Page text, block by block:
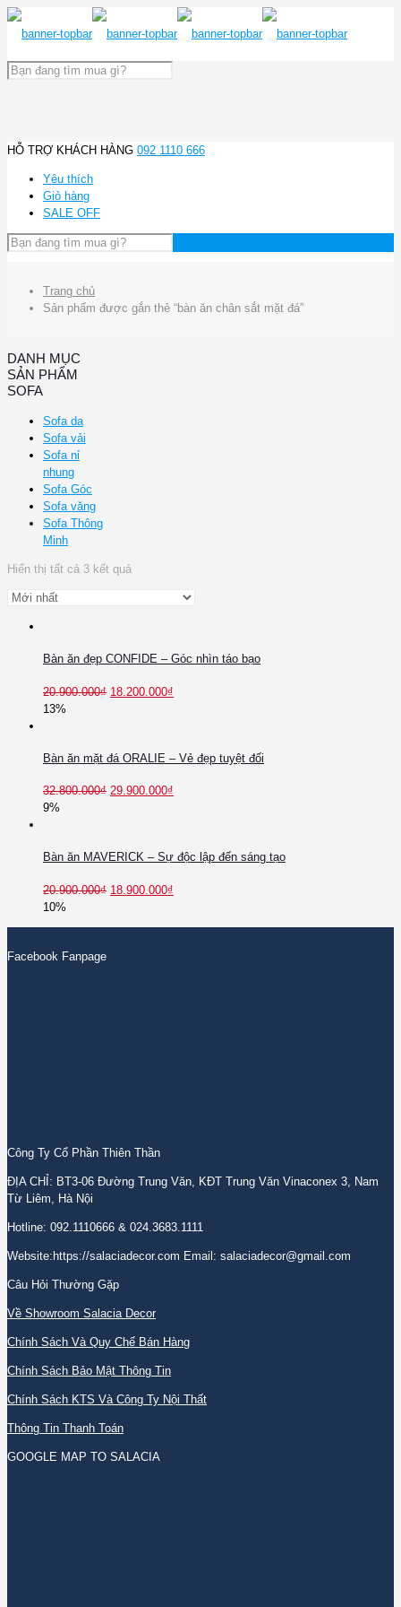
HỖ TRỢ KHÁCH HÀNG 092 1110 666
Yêu thích
Giỏ hàng
SALE OFF
Trang chủ
Sản phẩm được gắn thẻ “bàn ăn chân sắt mặt đá”
DANH MỤC
SẢN PHẨM
SOFA
Sofa da
Sofa vải
Sofa nỉ
nhung
Sofa Góc
Sofa văng
Sofa Thông
Minh
Hiển thị tất cả 3 kết quả
Bàn ăn đẹp CONFIDE – Góc nhìn táo bạo
20.900.000₫ 18.200.000₫
13%
Bàn ăn mặt đá ORALIE – Vẻ đẹp tuyệt đối
32.800.000₫ 29.900.000₫
9%
Bàn ăn MAVERICK – Sự độc lập đến sáng tạo
20.900.000₫ 18.900.000₫
10%
Facebook Fanpage
Công Ty Cổ Phần Thiên Thần
ĐỊA CHỈ: BT3-06 Đường Trung Văn, KĐT Trung Văn Vinaconex 3, Nam
Từ Liêm, Hà Nội
Hotline: 092.1110666 & 024.3683.1111
Website:https://salaciadecor.com Email: salaciadecor@gmail.com
Câu Hỏi Thường Gặp
Về Showroom Salacia Decor
Chính Sách Và Quy Chế Bán Hàng
Chính Sách Bảo Mật Thông Tin
Chính Sách KTS Và Công Ty Nội Thất
Thông Tin Thanh Toán
GOOGLE MAP TO SALACIA